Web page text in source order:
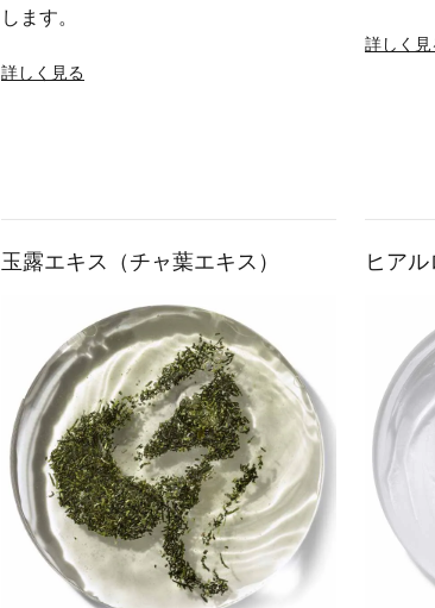
します。
詳しく見る
詳しく見
玉露エキス（チャ葉エキス） ヒア